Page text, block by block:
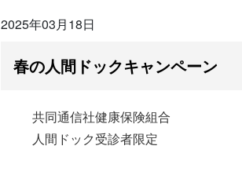
2025年03月18日
春の人間ドックキャンペーン
共同通信社健康保険組合
人間ドック受診者限定